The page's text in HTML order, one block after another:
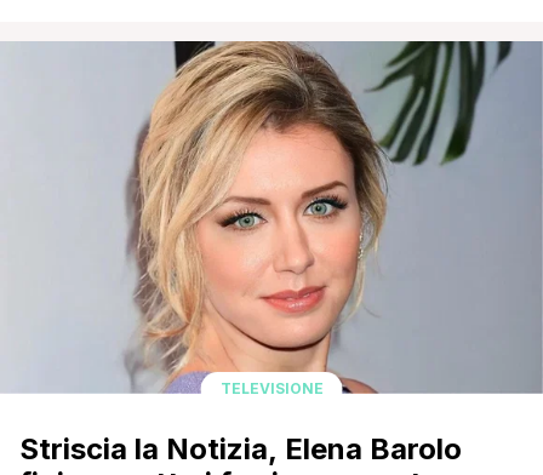
prime opinioni verso i propri compagni di avventura. Nelle
scorse ore durante una chiacchierata nel lettone [']
TELEVISIONE
Striscia la Notizia, Elena Barolo